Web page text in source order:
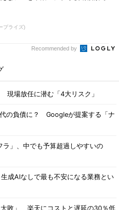
プライズ)
Recommended by
現場放任に潜む「4大リスク」
の負債に？ Googleが提案する「ナ
ラ」、中でも予算超過しやすいの
成AIなしで最も不安になる業務とい
大敗」 楽天にコストと遅延の30％低